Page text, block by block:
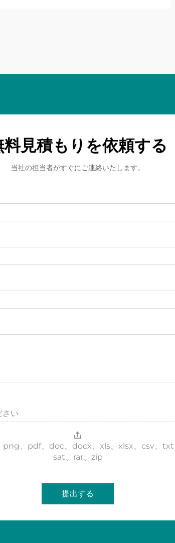
料見積もりを依頼する
当社の担当者がすぐにご連絡いたします。
さい
、pdf、doc、docx、xls、xlsx、csv、
sat、rar、zip
提出する